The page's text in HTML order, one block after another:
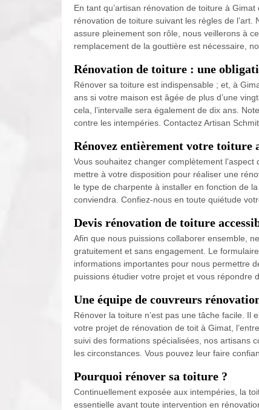
En tant qu’artisan rénovation de toiture à
rénovation de toiture suivant les règles de
assure pleinement son rôle, nous veillerons à
remplacement de la gouttière est nécessaire,
Rénovation de toiture : une
Rénover sa toiture est indispensable ; et, à
ans si votre maison est âgée de plus d’une
cela, l’intervalle sera également de dix ans.
contre les intempéries. Contactez Artisan
Rénovez entièrement votre toiture
Vous souhaitez changer complètement
mettre à votre disposition pour réaliser une
le type de charpente à installer en fonction de
conviendra. Confiez-nous en toute quiétude
Devis rénovation de toiture
Afin que nous puissions collaborer ensemble,
gratuitement et sans engagement. Le
informations importantes pour nous permettre
puissions étudier votre projet et vous répondre
Une équipe de couvreurs
Rénover la toiture n’est pas une tâche facile.
votre projet de rénovation de toit à Gimat,
suivi des formations spécialisées, nos artisans
les circonstances. Vous pouvez leur faire
Pourquoi rénover sa toiture ?
Continuellement exposée aux intempéries, la
essentielle avant toute intervention en